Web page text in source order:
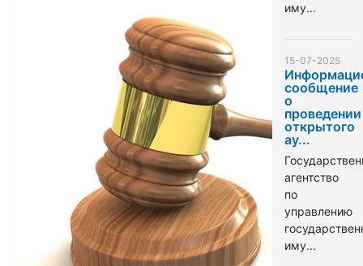
иму...
15-07-2025
сообщение
о
проведении
открытого
ау...
агентство
по
управлению
иму...